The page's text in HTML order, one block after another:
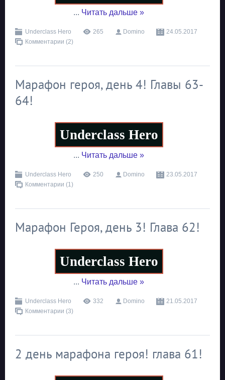
... Читать дальше »
Underclass Hero 265 Domino
24.05.2017
Комментарии (2)
Марафон героя, день 4! Главы 63-
64!
Underclass Hero
... Читать дальше »
Underclass Hero 250 Domino
23.05.2017
Комментарии (1)
Марафон Героя, день 3! Глава 62!
Underclass Hero
... Читать дальше »
Underclass Hero 332 Domino
21.05.2017
Комментарии (3)
2 день марафона героя! глава 61!